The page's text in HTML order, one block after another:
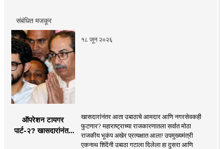
संबंधित मजकूर
१८ जून २०२६
ऑपरेशन टायगर
पार्ट-२? खासदारांनंतर
खासदारांनंतर आता उबाठाचे आमदार आणि नगरसेवकही
फुटणार? महाराष्ट्राच्या राजकारणातला सर्वात मोठा
राजकीय भूकंप अखेर प्रत्यक्षात आला! उपमुख्यमंत्री
एकनाथ शिंदेंनी उबाठा गटाला दिलेला हा दुसरा आणि